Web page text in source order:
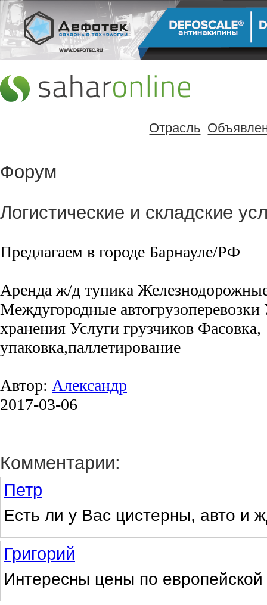
Отрасль
Форум
Логистические и складские
Предлагаем в городе Барнауле/РФ
Аренда ж/д тупика
Междугородные автогрузоперевозки
хранения Услуги грузчиков Фасовка,
упаковка,паллетирование
Автор: Александр
2017-03-06
Комментарии:
Петр
Есть ли у Вас цистерны, авто и
Григорий
Интересны цены по